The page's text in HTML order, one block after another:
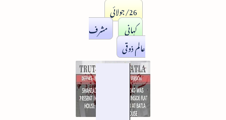
26/جولائی
کہانی
مشرف
عالم ذوقی